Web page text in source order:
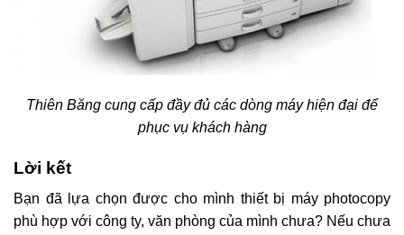
Thiên Băng cung cấp đầy đủ các dòng máy hiện đại để
phục vụ khách hàng
Lời kết
Bạn đã lựa chọn được cho mình thiết bị máy photocopy
phù hợp với công ty, văn phòng của mình chưa? Nếu chưa